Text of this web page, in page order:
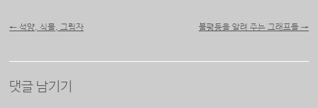
← 석양, 식물, 그림자 불평등을 알려 주는 그래프들 →
댓글 남기기